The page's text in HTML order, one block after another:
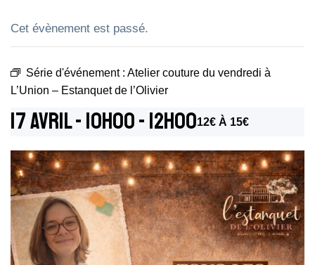
Cet évènement est passé.
Série d'événement : Atelier couture du vendredi à
L’Union – Estanquet de l’Olivier
17 Avril - 10h00- 12h0012€ À 15€